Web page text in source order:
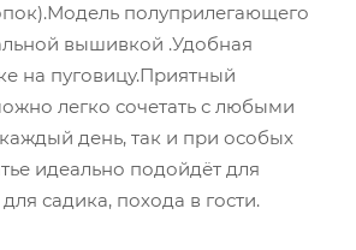
полуприлегающего
вышивкой .Удобная
на пуговицу.Приятный
легко сочетать с любыми
день, так и при особых
идеально подойдёт для
садика, похода в гости.